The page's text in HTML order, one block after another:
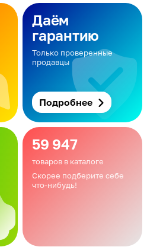
Даём
гарантию
Только проверенные
продавцы
Подробнее
59 947
товаров в каталоге
Скорее подберите себе
что-нибудь!